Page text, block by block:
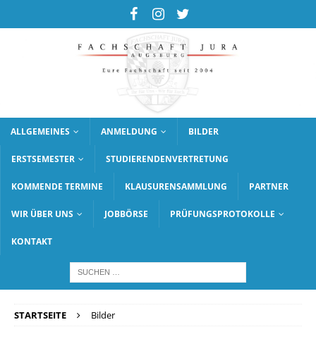
ALLGEMEINES ANMELDUNG BILDER
ERSTSEMESTER STUDIERENDENVERTRETUNG
KOMMENDE TERMINE KLAUSURENSAMMLUNG PARTNER
WIR ÜBER UNS JOBBÖRSE PRÜFUNGSPROTOKOLLE
KONTAKT
STARTSEITE Bilder